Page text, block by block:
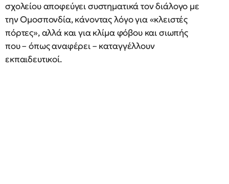
σχολείου αποφεύγει συστηματικά τον διάλογο με
την Ομοσπονδία, κάνοντας λόγο για «κλειστές
πόρτες», αλλά και για κλίμα φόβου και σιωπής
που – όπως αναφέρει – καταγγέλλουν
εκπαιδευτικοί.